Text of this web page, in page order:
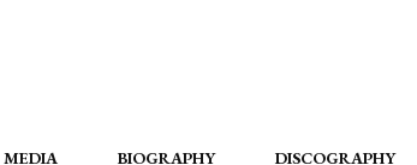
MEDIA BIOGRAPHY DISCOGRAPHY